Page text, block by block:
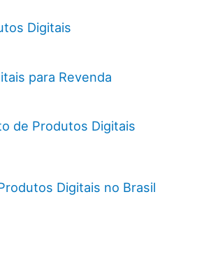
Digitais
para Revenda
de Produtos Digitais
Digitais no Brasil